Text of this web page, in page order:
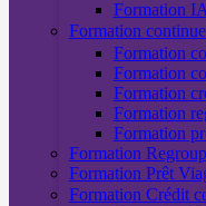
Formation
Formation
Formation
Formation
Formation
Formation
Formation
Formation
Formation Prêt
Formation Crédit